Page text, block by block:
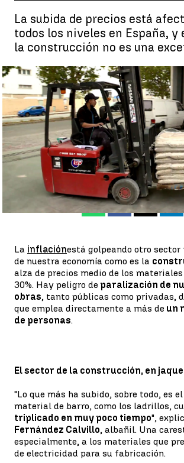
La subida de precios está
todos los niveles en España, y
la construcción no es una
La inflación se ceba con el sector
Álvaro Perreau
Publicado:
22 de octubre de 2022, 20:04
WhatsappFacebook
X
La inflaciónestá golpeando otro
de nuestra economía como es la
alza de precios medio de los
30%. Hay peligro de paralización de
obras, tanto públicas como privadas,
que emplea directamente a más de un
de personas.
El sector de la construcción, en jaque
"Lo que más ha subido, sobre todo, es
material de barro, como los ladrillos,
triplicado en muy poco tiempo",
Fernández Calvillo, albañil. Una
especialmente, a los materiales que
de electricidad para su fabricación.